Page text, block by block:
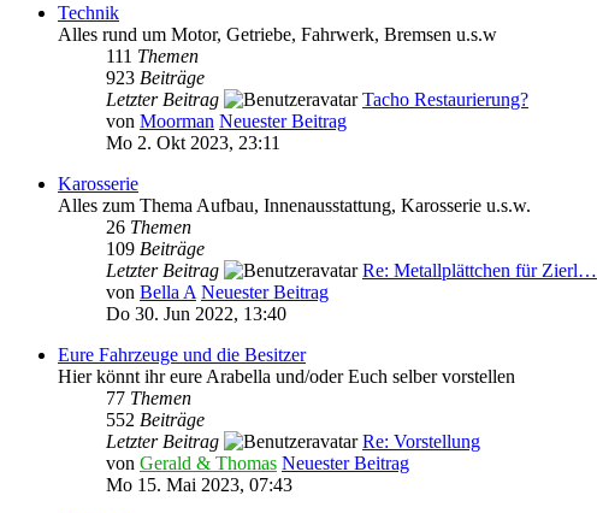
Technik
Alles rund um Motor, Getriebe, Fahrwerk, Bremsen u.s.w
111 Themen
923 Beiträge
Letzter Beitrag
Tacho Restaurierung?
von Moorman Neuester Beitrag
Mo 2. Okt 2023, 23:11
Karosserie
Alles zum Thema Aufbau, Innenausstattung, Karosserie u.s.w.
26 Themen
109 Beiträge
Letzter Beitrag
Re: Metallplättchen für Zierl…
von Bella A Neuester Beitrag
Do 30. Jun 2022, 13:40
Eure Fahrzeuge und die Besitzer
Hier könnt ihr eure Arabella und/oder Euch selber vorstellen
77 Themen
552 Beiträge
Letzter Beitrag
Re: Vorstellung
von Gerald & Thomas Neuester Beitrag
Mo 15. Mai 2023, 07:43